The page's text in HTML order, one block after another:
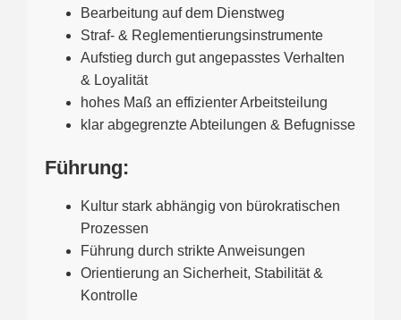
Bearbeitung auf dem Dienstweg
Straf- & Reglementierungsinstrumente
Aufstieg durch gut angepasstes Verhalten
& Loyalität
hohes Maß an effizienter Arbeitsteilung
klar abgegrenzte Abteilungen & Befugnisse
Führung:
Kultur stark abhängig von bürokratischen
Prozessen
Führung durch strikte Anweisungen
Orientierung an Sicherheit, Stabilität &
Kontrolle